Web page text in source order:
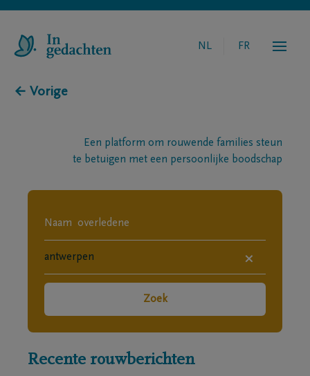
NL FR
← Vorige
Een platform om rouwende families steun
te betuigen met een persoonlijke boodschap
×
Zoek
Recente rouwberichten